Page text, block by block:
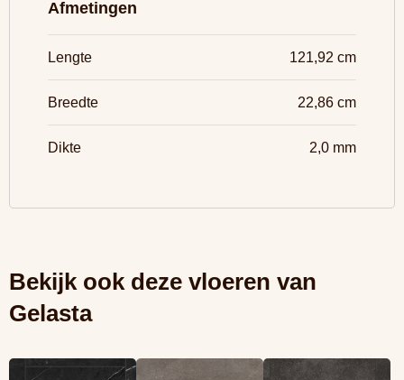
Afmetingen
Lengte 121,92 cm
Breedte 22,86 cm
Dikte 2,0 mm
Bekijk ook deze vloeren van
Gelasta
Lees meer
Lees meer
Lees meer